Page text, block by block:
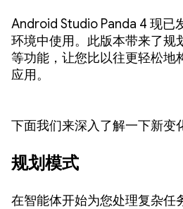
Android Studio Panda 4 现已
环境中使用。此版本带来了规
等功能，让您比以往更轻松地
应用。
下面我们来深入了解一下新变
规划模式
在智能体开始为您处理复杂任